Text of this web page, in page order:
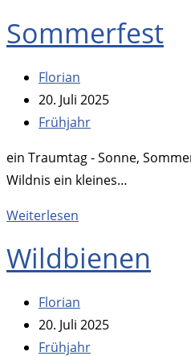
Sommerfest
Beitrags-
Autor:
Florian
Beitrag
veröffentlicht:
20. Juli 2025
Beitrags-
Frühjahr
ein Traumtag - Sonne,
Wildnis ein kleines…
Weiterlesen
Wildbienen
Beitrags-
Autor:
Florian
Beitrag
veröffentlicht:
20. Juli 2025
Beitrags-
Frühjahr